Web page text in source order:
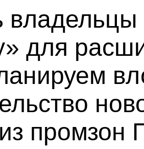
владельцы
для
промзон